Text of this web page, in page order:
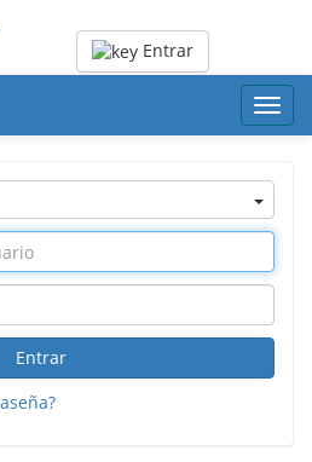
Entrar
Entrar